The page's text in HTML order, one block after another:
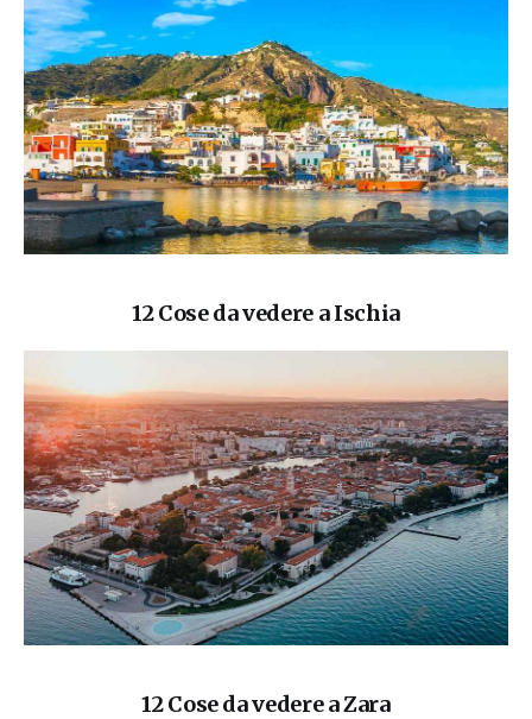
12 Cose da vedere a Ischia
12 Cose da vedere a Zara